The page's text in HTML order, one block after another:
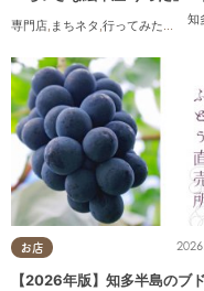
知
てみた
専門店 まちネタ 行ってみたレポ ,
お店
【2026年版】知多半島のブ